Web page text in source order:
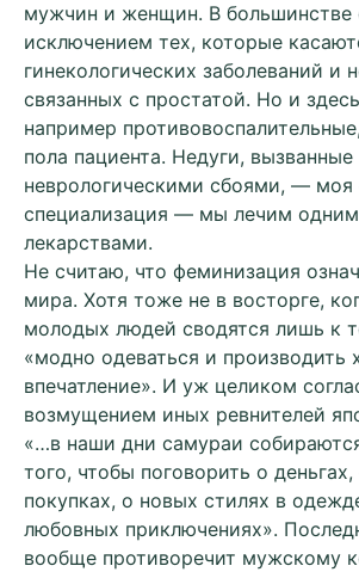
мужчин и женщин. В большинстве
исключением тех, которые
гинекологических заболеваний и
связанных с простатой. Но и
например
пола пациента. Недуги, вызванные
неврологическими сбоями, — моя
специализация — мы лечим
лекарствами.
Не считаю, что феминизация
мира. Хотя тоже не в восторге,
молодых людей сводятся лишь к
«модно одеваться и производить
впечатление». И уж целиком
возмущением иных ревнителей
«…в наши дни самураи
того, чтобы поговорить о
покупках, о новых стилях в
любовных приключениях».
вообще противоречит мужскому